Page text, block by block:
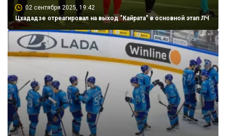
02 сентября 2025, 19:42
Цхададзе отреагировал на выход "Кайрата" в основной этап ЛЧ